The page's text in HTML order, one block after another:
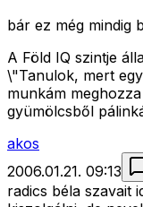
bár ez még mindig
A Föld IQ szintje
\"Tanulok, mert
munkám
gyümölcsből
akos
2006.01.21. 09:13
radics béla szavait